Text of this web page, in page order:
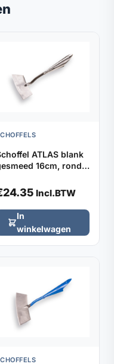
ATLAS blank
16cm, rond
24.35 Incl.BTW
In
winkelwagen